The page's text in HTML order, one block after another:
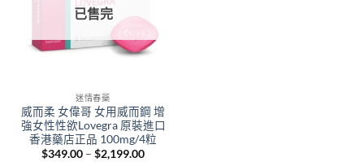
已售完
迷情春藥
威而柔 女偉哥 女用威而鋼 增
強女性性欲Lovegra 原裝進口
香港藥店正品 100mg/4粒
$349.00 – $2,199.00Price